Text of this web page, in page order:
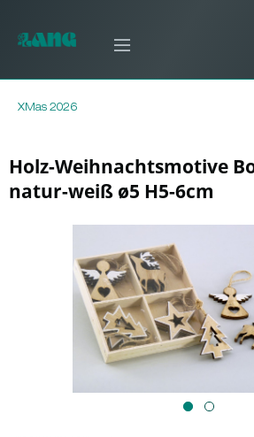
XMas 2026
Holz-Weihnachtsmotive
natur-weiß ø5 H5-6cm